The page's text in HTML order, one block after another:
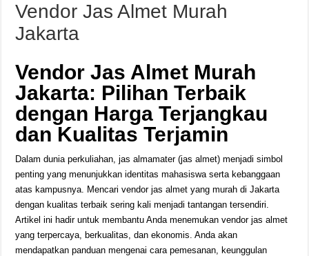
Vendor Jas Almet Murah
Jakarta
Vendor Jas Almet Murah
Jakarta: Pilihan Terbaik
dengan Harga Terjangkau
dan Kualitas Terjamin
Dalam dunia perkuliahan, jas almamater (jas almet) menjadi simbol
penting yang menunjukkan identitas mahasiswa serta kebanggaan
atas kampusnya. Mencari vendor jas almet yang murah di Jakarta
dengan kualitas terbaik sering kali menjadi tantangan tersendiri.
Artikel ini hadir untuk membantu Anda menemukan vendor jas almet
yang terpercaya, berkualitas, dan ekonomis. Anda akan
mendapatkan panduan mengenai cara pemesanan, keunggulan